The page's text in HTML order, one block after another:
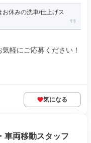
休みの洗車/仕上げス
軽にご応募ください！
気になる
車両移動スタッフ